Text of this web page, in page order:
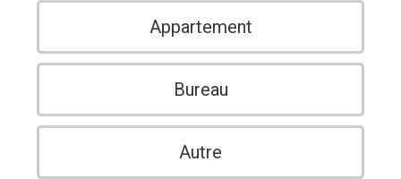
Appartement
Bureau
Autre